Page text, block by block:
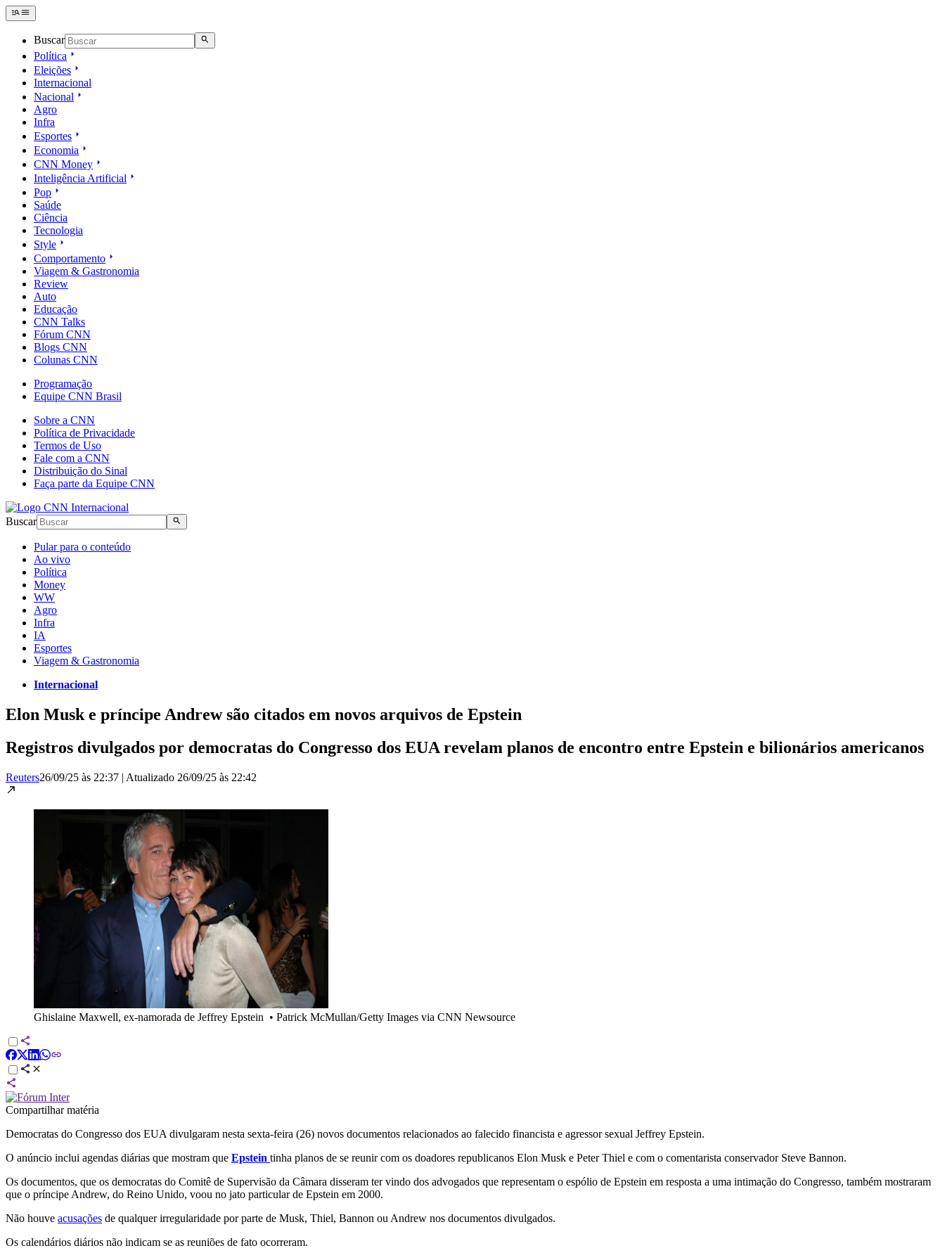
Buscar
Política
Eleições
Internacional
Nacional
Agro
Infra
Esportes
Economia
CNN Money
Inteligência Artificial
Pop
Saúde
Ciência
Tecnologia
Style
Comportamento
Viagem & Gastronomia
Review
Auto
Educação
CNN Talks
Fórum CNN
Blogs CNN
Colunas CNN
Programação
Equipe CNN Brasil
Sobre a CNN
Política de Privacidade
Termos de Uso
Fale com a CNN
Distribuição do Sinal
Faça parte da Equipe CNN
Buscar
Pular para o conteúdo
Ao vivo
Política
Money
WW
Agro
Infra
IA
Esportes
Viagem & Gastronomia
Internacional
Elon Musk e príncipe Andrew são citados em novos arquivos de Epstein
Registros divulgados por democratas do Congresso dos EUA revelam planos de encontro entre Epstein e bilionários americanos
Reuters26/09/25 às 22:37 | Atualizado 26/09/25 às 22:42
Ghislaine Maxwell, ex-namorada de Jeffrey Epstein • Patrick McMullan/Getty Images via CNN Newsource
Compartilhar matéria
Democratas do Congresso dos EUA divulgaram nesta sexta-feira (26) novos documentos relacionados ao falecido financista e agressor sexual Jeffrey Epstein.
O anúncio inclui agendas diárias que mostram que Epstein tinha planos de se reunir com os doadores republicanos Elon Musk e Peter Thiel e com o comentarista conservador Steve Bannon.
Os documentos, que os democratas do Comitê de Supervisão da Câmara disseram ter vindo dos advogados que representam o espólio de Epstein em resposta a uma intimação do Congresso, também mostraram
que o príncipe Andrew, do Reino Unido, voou no jato particular de Epstein em 2000.
Não houve acusações de qualquer irregularidade por parte de Musk, Thiel, Bannon ou Andrew nos documentos divulgados.
Os calendários diários não indicam se as reuniões de fato ocorreram.